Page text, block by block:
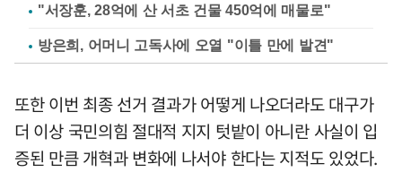
"서장훈, 28억에 산 서초 건물 450억에 매물로"
방은희, 어머니 고독사에 오열 "이틀 만에 발견"
또한 이번 최종 선거 결과가 어떻게 나오더라도 대구가
더 이상 국민의힘 절대적 지지 텃밭이 아니란 사실이 입
증된 만큼 개혁과 변화에 나서야 한다는 지적도 있었다.